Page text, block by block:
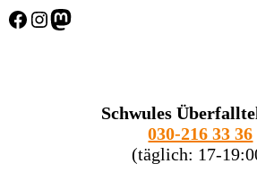
Facebook Instagram Mastodon
Schwules
030-216 33 36
(täglich: 17-